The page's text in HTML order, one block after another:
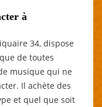
à
34, dispose
de toutes
musique qui ne
Il achète des
et quel que soit